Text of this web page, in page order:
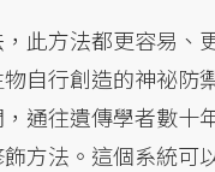
此方法都更容易、
自行創造的神祕防
通往遺傳學者數十
方法。這個系統